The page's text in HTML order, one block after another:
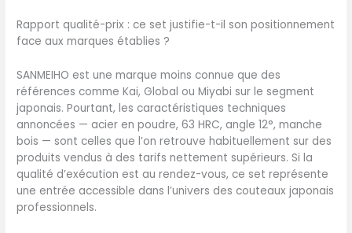
Rapport qualité-prix : ce set justifie-t-il son positionnement
face aux marques établies ?
SANMEIHO est une marque moins connue que des
références comme Kai, Global ou Miyabi sur le segment
japonais. Pourtant, les caractéristiques techniques
annoncées — acier en poudre, 63 HRC, angle 12°, manche
bois — sont celles que l’on retrouve habituellement sur des
produits vendus à des tarifs nettement supérieurs. Si la
qualité d’exécution est au rendez-vous, ce set représente
une entrée accessible dans l’univers des couteaux japonais
professionnels.